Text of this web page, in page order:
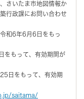
さいたま市地図情報か
行政課にお問い合わせ
和6年6月6日をもっ
をもって、有効期間が
日をもって、有効期
saitama/